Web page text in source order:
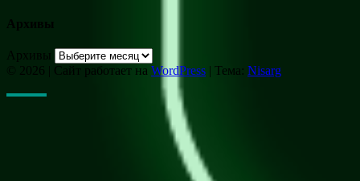
Архивы
Архивы
© 2026
Сайт работает на WordPress | Тема: Nisarg